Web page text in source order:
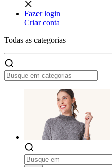
Fazer login
Criar conta
Todas as categorias